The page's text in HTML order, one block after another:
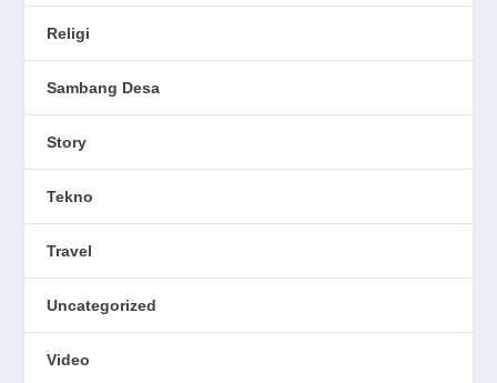
Religi
Sambang Desa
Story
Tekno
Travel
Uncategorized
Video